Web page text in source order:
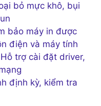
bỏ mực khô, bụi
bảo máy in được
điện và máy tính
Hỗ trợ cài đặt driver,
định kỳ, kiểm tra